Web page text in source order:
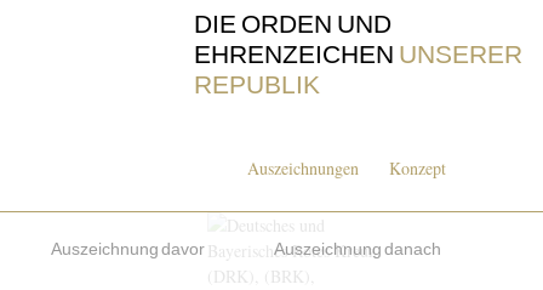
DIE ORDEN UND
EHRENZEICHEN UNSERER
REPUBLIK
Auszeichnungen Konzept
Auszeichnung davor Auszeichnung danach